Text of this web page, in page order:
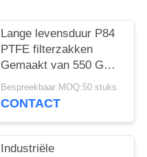
Lange levensduur P84
PTFE filterzakken
Gemaakt van 550 GSM
P84 filterdoek voor
diverse industriële
Bespreekbaar MOQ:50 stuks
CONTACT
Industriële